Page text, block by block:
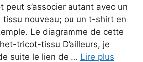
peut s’associer autant avec un
tissu nouveau; ou un t-shirt en
Le diagramme de cette
tricot-tissu D’ailleurs, je
suite le lien de … Lire plus